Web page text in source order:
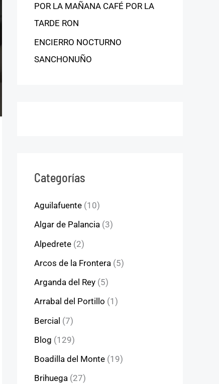
POR LA MAÑANA CAFÉ POR LA
TARDE RON
ENCIERRO NOCTURNO
SANCHONUÑO
Categorías
Aguilafuente (10)
Algar de Palancia (3)
Alpedrete (2)
Arcos de la Frontera (5)
Arganda del Rey (5)
Arrabal del Portillo (1)
Bercial (7)
Blog (129)
Boadilla del Monte (19)
Brihuega (27)